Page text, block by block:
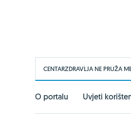
CENTARZDRAVLJA NE PRUŽA
O portalu Uvjeti